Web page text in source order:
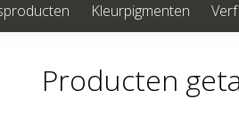
Kleurpigmenten Verf
Producten